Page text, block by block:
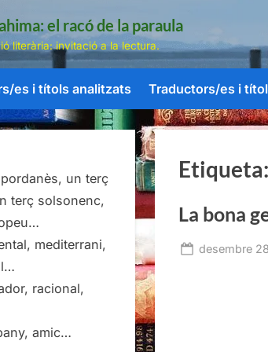
el racó de la paraula
literària: invitació a la lectura.
es i títols analitzats Traductors/es i
Etiqueta:
La bona
Posted
desembre
un terç
terç solsonenc,
mediterrani,
racional,
amic…